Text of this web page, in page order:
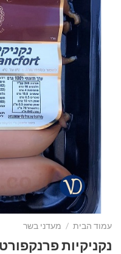
עמוד הבית / מעדני בשר
נקניקיות פרנקפורט